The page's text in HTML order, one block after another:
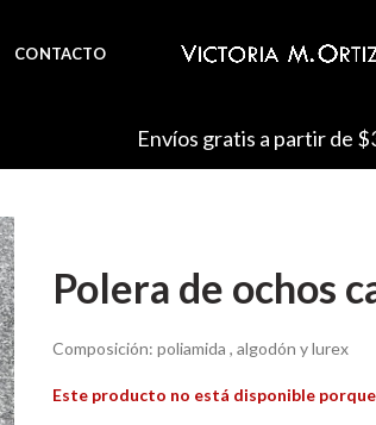
CONTACTO
Envíos gratis a partir de
Polera de ochos
Composición: poliamida , algodón y lurex
Este producto no está disponible